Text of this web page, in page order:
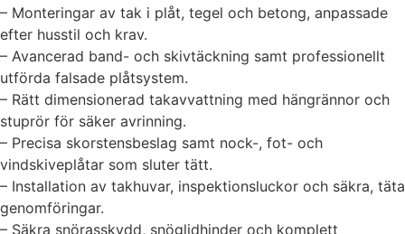
– Monteringar av tak i plåt, tegel och betong, anpassade
efter husstil och krav.
– Avancerad band- och skivtäckning samt professionellt
utförda falsade plåtsystem.
– Rätt dimensionerad takavvattning med hängrännor och
stuprör för säker avrinning.
– Precisa skorstensbeslag samt nock-, fot- och
vindskiveplåtar som sluter tätt.
– Installation av takhuvar, inspektionsluckor och säkra, täta
genomföringar.
– Säkra snörasskydd, snöglidhinder och komplett